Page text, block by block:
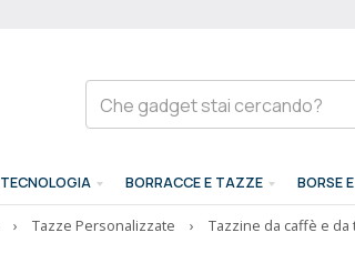
TECNOLOGIA BORRACCE E TAZZE BORSE
› Tazze Personalizzate › Tazzine da caffè e da